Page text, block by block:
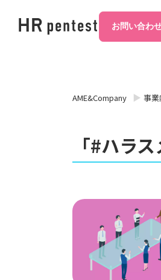
お問い合わ
AME&Company 事
「#ハラ